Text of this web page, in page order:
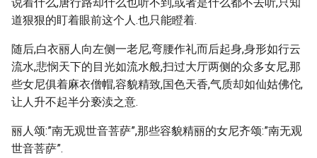
道狠狠的盯着眼前这个人.也只能瞪着.
随后,白衣丽人向左侧一老尼,弯腰作礼而后起身,身形如行云
流水,悲悯天下的目光如流水般,扫过大厅两侧的众多女尼,那
些女尼俱着麻衣僧帽,容貌精致,国色天香,气质却如仙姑佛佗,
让人升不起半分亵渎之意.
丽人颂:”南无观世音菩萨”,那些容貌精丽的女尼齐颂:”南无观
世音菩萨”.